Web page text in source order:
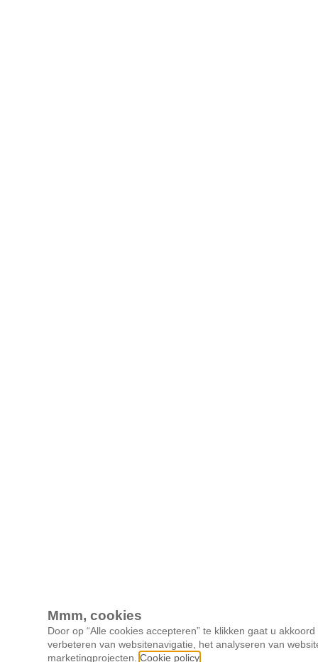
Mmm, cookies
Door op “Alle cookies accepteren” te klikken gaat u
verbeteren van websitenavigatie, het analyseren van
marketingprojecten. Cookie policy